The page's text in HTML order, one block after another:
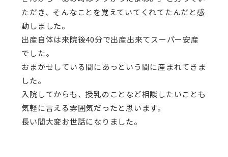
ただき、そんなことを覚えていてくれてたんだと感
動しました。
出産自体は来院後40分で出産出来てスーパー安産
でした。
おまかせしている間にあっという間に産まれてきま
した。
入院してからも、授乳のことなど相談したいことも
気軽に言える雰囲気だったと思います。
長い間大変お世話になりました。